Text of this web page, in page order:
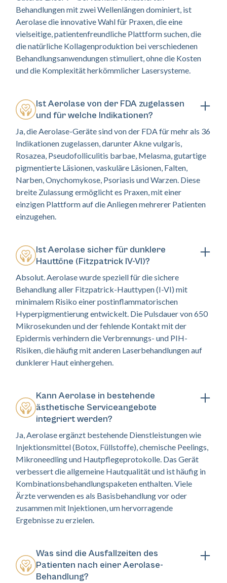
Behandlungen mit zwei Wellenlängen dominiert, ist
Aerolase die innovative Wahl für Praxen, die eine
vielseitige, patientenfreundliche Plattform suchen, die
die natürliche Kollagenproduktion bei verschiedenen
Behandlungsanwendungen stimuliert, ohne die Kosten
und die Komplexität herkömmlicher Lasersysteme.
Ist Aerolase von der FDA zugelassen
und für welche Indikationen?
Ja, die Aerolase-Geräte sind von der FDA für mehr als 36
Indikationen zugelassen, darunter Akne vulgaris,
Rosazea, Pseudofolliculitis barbae, Melasma, gutartige
pigmentierte Läsionen, vaskuläre Läsionen, Falten,
Narben, Onychomykose, Psoriasis und Warzen. Diese
breite Zulassung ermöglicht es Praxen, mit einer
einzigen Plattform auf die Anliegen mehrerer Patienten
einzugehen.
Ist Aerolase sicher für dunklere
Hauttöne (Fitzpatrick IV-VI)?
Absolut. Aerolase wurde speziell für die sichere
Behandlung aller Fitzpatrick-Hauttypen (I-VI) mit
minimalem Risiko einer postinflammatorischen
Hyperpigmentierung entwickelt. Die Pulsdauer von 650
Mikrosekunden und der fehlende Kontakt mit der
Epidermis verhindern die Verbrennungs- und PIH-
Risiken, die häufig mit anderen Laserbehandlungen auf
dunklerer Haut einhergehen.
Kann Aerolase in bestehende
ästhetische Serviceangebote
integriert werden?
Ja, Aerolase ergänzt bestehende Dienstleistungen wie
Injektionsmittel (Botox, Füllstoffe), chemische Peelings,
Mikroneedling und Hautpflegeprotokolle. Das Gerät
verbessert die allgemeine Hautqualität und ist häufig in
Kombinationsbehandlungspaketen enthalten. Viele
Ärzte verwenden es als Basisbehandlung vor oder
zusammen mit Injektionen, um hervorragende
Ergebnisse zu erzielen.
Was sind die Ausfallzeiten des
Patienten nach einer Aerolase-
Behandlung?